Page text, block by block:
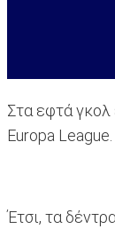
Στα εφτά γκολ
Europa League.
Έτσι, τα